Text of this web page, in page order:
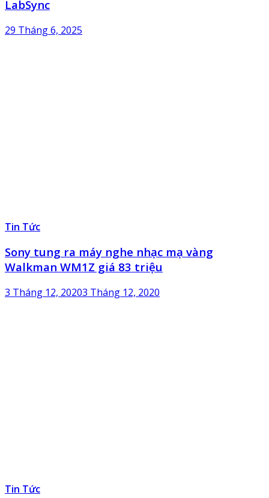
LabSync
29 Tháng 6, 2025
Tin Tức
Sony tung ra máy nghe nhạc mạ vàng
Walkman WM1Z giá 83 triệu
3 Tháng 12, 20203 Tháng 12, 2020
Tin Tức